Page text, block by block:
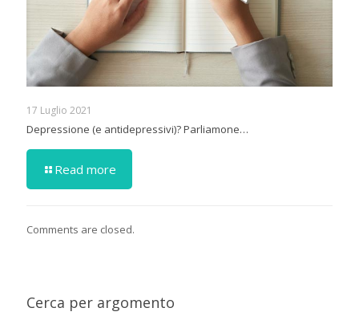
17 Luglio 2021
Depressione (e antidepressivi)? Parliamone…
Read more
Comments are closed.
Cerca per argomento